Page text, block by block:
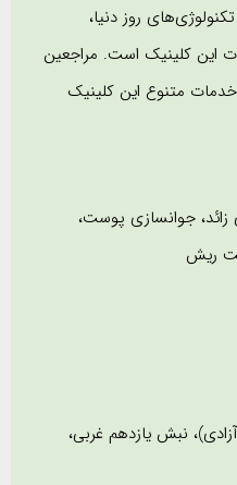
روز دنیا،
این کلینیک است. مراجعین
خدمات متنوع این کلینیک
جوانسازی پوست،
ریش
نبش یازدهم غربی،